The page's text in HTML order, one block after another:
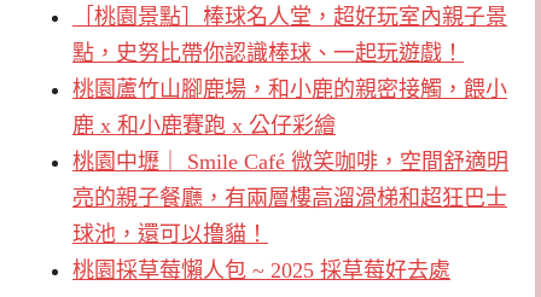
［桃園景點］棒球名人堂，超好玩室內親子景
點，史努比帶你認識棒球、一起玩遊戲！
桃園蘆竹山腳鹿場，和小鹿的親密接觸，餵小
鹿 x 和小鹿賽跑 x 公仔彩繪
桃園中壢｜ Smile Café 微笑咖啡，空間舒適明
亮的親子餐廳，有兩層樓高溜滑梯和超狂巴士
球池，還可以撸貓！
桃園採草莓懶人包 ~ 2025 採草莓好去處